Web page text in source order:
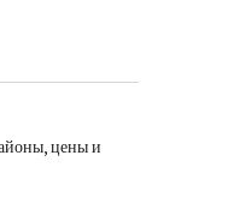
цены и